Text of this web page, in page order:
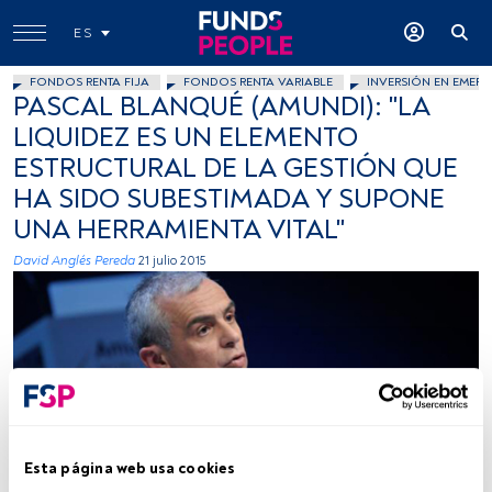
Esta página web usa cookies
ES
FONDOS RENTA FIJA FONDOS RENTA VARIABLE INVERSIÓN EN
PASCAL BLANQUÉ (AMUNDI): "LA
LIQUIDEZ ES UN ELEMENTO
ESTRUCTURAL DE LA GESTIÓN QUE
HA SIDO SUBESTIMADA Y SUPONE
UNA HERRAMIENTA VITAL"
David Anglés Pereda 21 julio 2015